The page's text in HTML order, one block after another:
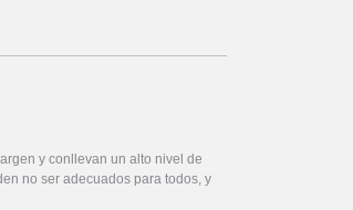
y conllevan un alto nivel de
no ser adecuados para todos, y